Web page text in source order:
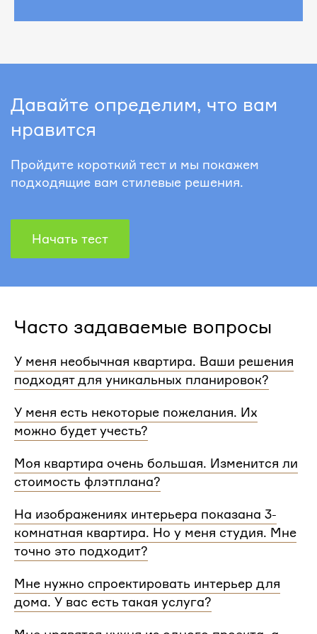
Давайте определим, что вам
нравится
Пройдите короткий тест и мы покажем
подходящие вам стилевые решения.
Начать тест
Часто задаваемые вопросы
У меня необычная квартира. Ваши решения
подходят для уникальных планировок?
планировки и учтем особенности вашей
квартиры.
У меня есть некоторые пожелания. Их
можно будет учесть?
согласуем с вами планировочное решение,
расстановку мебели и важные детали. Вы
дизайнером Flatplan
Моя квартира очень большая. Изменится ли
стоимость флэтплана?
площади. Однако если у вас многоэтажный дом
или квартира, нужно будет купить флэтплан для
каждого этажа.
На изображениях интерьера показана 3-
комнатная квартира. Но у меня студия. Мне
точно это подходит?
и учитываем все детали. Любой стиль интерьера
на нашем сайте может быть адаптирован для
Мне нужно спроектировать интерьер для
дома. У вас есть такая услуга?